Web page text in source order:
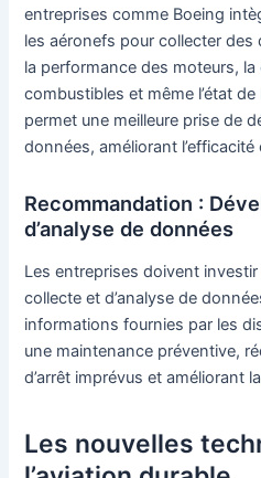
entreprises comme Boeing
les aéronefs pour collecter
la performance des moteurs,
combustibles et même l’état
permet une meilleure prise de
données, améliorant
Recommandation :
d’analyse de données
Les entreprises doivent
collecte et d’analyse de
informations fournies par les
une maintenance préventive,
d’arrêt imprévus et améliorant
Les nouvelles